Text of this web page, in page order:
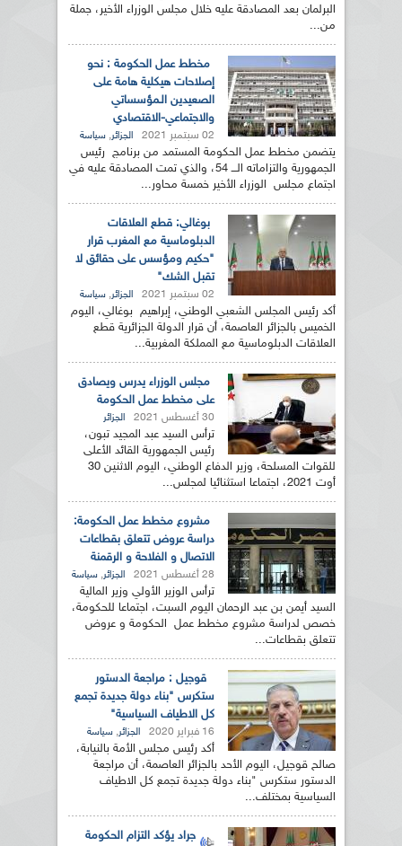
البرلمان بعد المصادقة عليه خلال مجلس الوزراء الأخير، جملة
من...
مخطط عمل الحكومة : نحو
إصلاحات هيكلية هامة على
الصعيدين الـمؤسساتي
والاجتماعي-الاقتصادي
02 سبتمبر 2021 الجزائر, سياسة
يتضمن مخطط عمل الحكومة المستمد من برنامج رئيس
الجمهورية والتزاماته الـــ 54، والذي تمت المصادقة عليه في
اجتماع مجلس الوزراء الأخير خمسة محاور...
بوغالي: قطع العلاقات
الدبلوماسية مع المغرب قرار
"حكيم ومؤسس على حقائق لا
تقبل الشك"
02 سبتمبر 2021 الجزائر, سياسة
أكد رئيس المجلس الشعبي الوطني، إبراهيم بوغالي، اليوم
الخميس بالجزائر العاصمة، أن قرار الدولة الجزائرية قطع
العلاقات الدبلوماسية مع المملكة المغربية...
مجلس الوزراء يدرس ويصادق
على مخطط عمل الحكومة
30 أغسطس 2021 الجزائر
ترأس السيد عبد المجيد تبون،
رئيس الجمهورية القائد الأعلى
للقوات المسلحة، وزير الدفاع الوطني، اليوم الاثنين 30
أوت 2021، اجتماعا استثنائيا لمجلس...
مشروع مخطط عمل الحكومة:
دراسة عروض تتعلق بقطاعات
الاتصال و الفلاحة و الرقمنة
28 أغسطس 2021 الجزائر, سياسة
ترأس الوزير الأولي وزير المالية
السيد أيمن بن عبد الرحمان اليوم السبت، اجتماعا للحكومة،
خصص لدراسة مشروع مخطط عمل الحكومة و عروض
تتعلق بقطاعات...
قوجيل : مراجعة الدستور
ستكرس "بناء دولة جديدة تجمع
كل الاطياف السياسية"
16 فبراير 2020 الجزائر, سياسة
أكد رئيس مجلس الأمة بالنيابة،
صالح قوجيل، اليوم الأحد بالجزائر العاصمة، أن مراجعة
الدستور ستكرس "بناء دولة جديدة تجمع كل الاطياف
السياسية بمختلف...
جراد يؤكد التزام الحكومة